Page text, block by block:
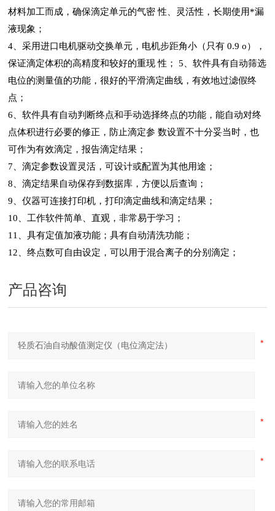
材料加工而成，确保滴定单元的气密性、灵活性，长期使用*漏
液现象；
4 、采用进口电机驱动交换单元，电机步距角小（只有0.9 o），
保证滴定体积的高精度和较好的重现性；5 、软件具有自动筛选
电位的测量值的功能，很好的平滑滴定曲线，有效地过滤假终
点；
6 、软件具有自动判断终点和手动选择终点的功能，能自动对终
点体积进行必要的修正，防止滴定参数设置不十分妥当时，也
可作为有效滴定，报告滴定结果；
7 、滴定参数设置灵活，可设计或配置为其他用途；
8 、滴定结果自动保存到数据库，方便以后查询；
9 、仪器可连接打印机，打印滴定曲线和滴定结果；
10 、工作软件简单、直观，非常易于学习；
11
、具有定值加液功能；具有自动清洗功能；
12 、终点数可自由设定，可以用于混合离子的分别滴定；
产品咨询